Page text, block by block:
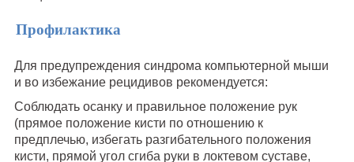
Профилактика
Для предупреждения синдрома компьютерной мыши
и во избежание рецидивов рекомендуется:
Соблюдать осанку и правильное положение рук
(прямое положение кисти по отношению к
предплечью, избегать разгибательного положения
кисти, прямой угол сгиба руки в локтевом суставе,